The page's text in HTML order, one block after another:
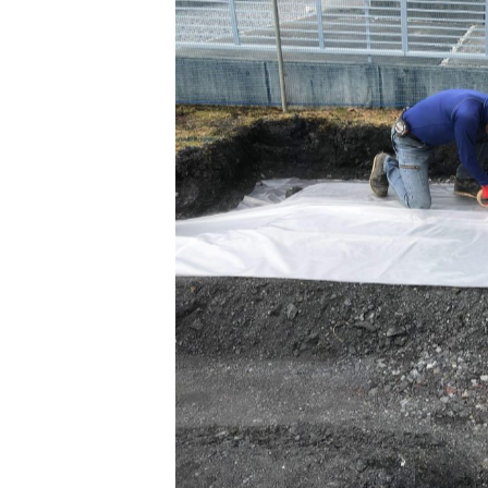
締固めが終わると防湿シートの施工で